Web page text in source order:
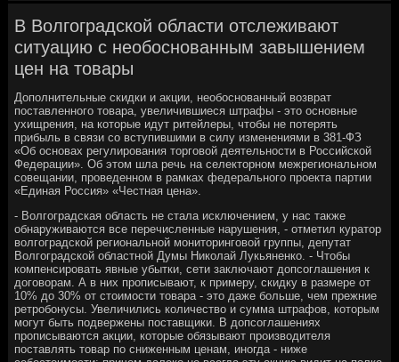
В Волгоградской области отслеживают
ситуацию с необоснованным завышением
цен на товары
Дополнительные скидки и акции, необоснованный возврат
поставленного товара, увеличившиеся штрафы - это основные
ухищрения, на которые идут ритейлеры, чтобы не потерять
прибыль в связи со вступившими в силу изменениями в 381-ФЗ
«Об основах регулирования торговой деятельности в Российской
Федерации». Об этом шла речь на селекторном межрегиональном
совещании, проведенном в рамках федерального проекта партии
«Единая Россия» «Честная цена».
- Волгоградская область не стала исключением, у нас также
обнаруживаются все перечисленные нарушения, - отметил куратор
волгоградской региональной мониторинговой группы, депутат
Волгоградской областной Думы Николай Лукьяненко. - Чтобы
компенсировать явные убытки, сети заключают допсоглашения к
договорам. А в них прописывают, к примеру, скидку в размере от
10% до 30% от стоимости товара - это даже больше, чем прежние
ретробонусы. Увеличились количество и сумма штрафов, которым
могут быть подвержены поставщики. В допсоглашениях
прописываются акции, которые обязывают производителя
поставлять товар по сниженным ценам, иногда - ниже